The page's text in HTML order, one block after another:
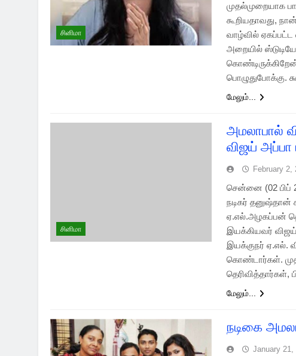
சினிமா
முதல்முறையாக
கூறியதாவது,
வாழ்வில்
அறையில்
பொழுதுபோக்கு.
மேலும்...
சினிமா
அமலாபால்
விஜய்
February 2,
சென்னை (02 பிப்
நடிகர் தனுஷ்தான்
ஏ.எல்.அழகப்பன்
இயக்கியவர்
இயக்குநர் ஏ.எல்.
கொண்டார்கள்.
மேலும்...
நடிகை
January 21,